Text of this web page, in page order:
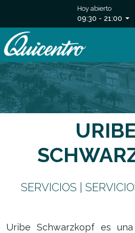
Hoy abierto
09:30 - 21:00
SERVICIOS |
Uribe Schwarzkopf es